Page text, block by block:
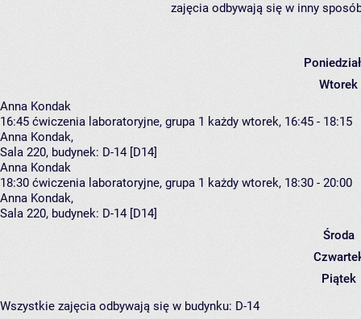
zajęcia odbywają się w inny
Wtorek
Anna Kondak
16:45 ćwiczenia laboratoryjne, grupa 1 każdy wtorek, 16:45 - 18:15
Anna Kondak,
Sala 220, budynek: D-14 [D14]
Anna Kondak
18:30 ćwiczenia laboratoryjne, grupa 1 każdy wtorek, 18:30 - 20:00
Anna Kondak,
Sala 220, budynek: D-14 [D14]
Środa
Piątek
Wszystkie zajęcia odbywają się w budynku: D-14